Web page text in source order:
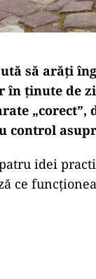
să arăți
în ținute de
control
idei
ce